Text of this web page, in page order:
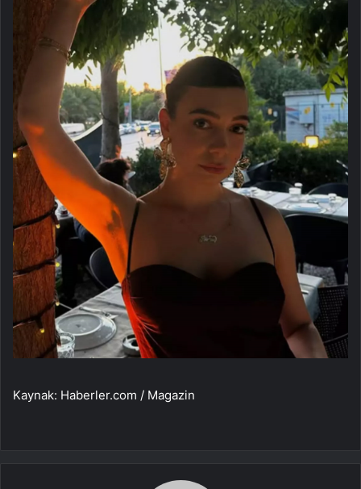
Kaynak: Haberler.com / Magazin